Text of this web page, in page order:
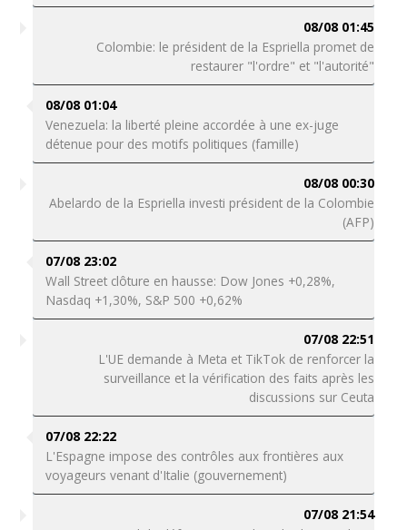
08/08 01:45
Colombie: le président de la Espriella promet de
restaurer "l'ordre" et "l'autorité"
08/08 01:04
Venezuela: la liberté pleine accordée à une ex-juge
détenue pour des motifs politiques (famille)
08/08 00:30
Abelardo de la Espriella investi président de la Colombie
(AFP)
07/08 23:02
Wall Street clôture en hausse: Dow Jones +0,28%,
Nasdaq +1,30%, S&P 500 +0,62%
07/08 22:51
L'UE demande à Meta et TikTok de renforcer la
surveillance et la vérification des faits après les
discussions sur Ceuta
07/08 22:22
L'Espagne impose des contrôles aux frontières aux
voyageurs venant d'Italie (gouvernement)
07/08 21:54